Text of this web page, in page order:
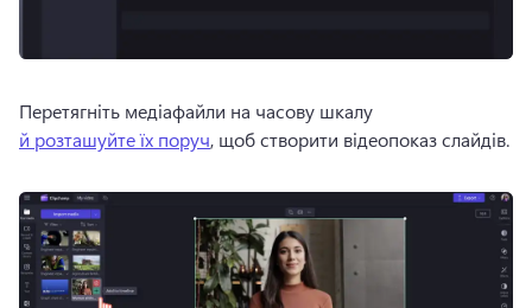
Перетягніть медіафайли на часову шкалу
й розташуйте їх поруч